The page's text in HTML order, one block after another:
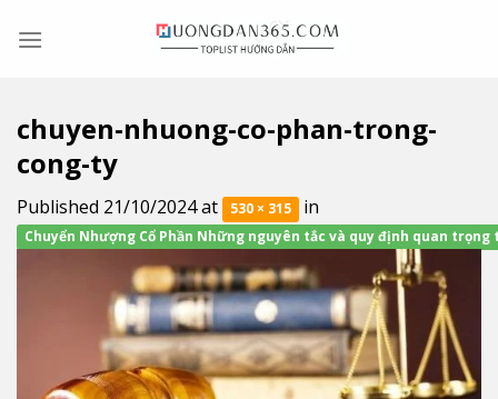
chuyen-nhuong-co-phan-trong-
cong-ty
Published 21/10/2024at 530 × 315 in
Chuyển Nhượng Cổ Phần Những nguyên tắc và quy định quan trọng